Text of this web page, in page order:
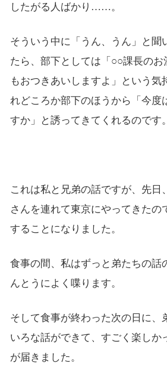
したがる人ばかり……。
そういう中に「うん、うん」と聞
たら、部下としては「○○課長の
もおつきあいしますよ」という気
れどころか部下のほうから「今度
すか」と誘ってきてくれるのです。
これは私と兄弟の話ですが、先日
さんを連れて東京にやってきたの
することになりました。
食事の間、私はずっと弟たちの話
んとうによく喋ります。
そして食事が終わった次の日に、
いろな話ができて、すごく楽しか
が届きました。